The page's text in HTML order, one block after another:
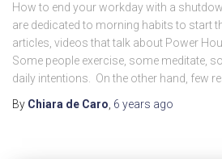
How to end your workday with a
are dedicated to morning habits to start
articles, videos that talk about Power
Some people exercise, some meditate,
daily intentions. On the other hand, few
By Chiara de Caro, 6 years ago